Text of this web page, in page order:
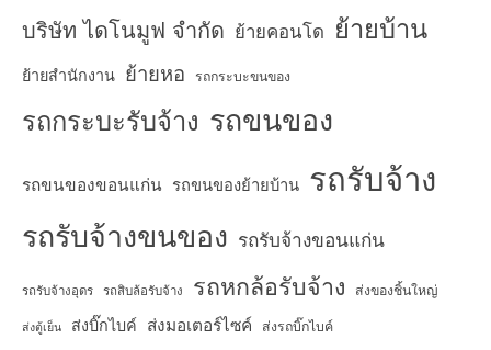
บริษัท ไดโนมูฟ จำกัด ย้ายคอนโด ย้ายบ้าน
ย้ายสำนักงาน ย้ายหอ รถกระบะขนของ
รถกระบะรับจ้าง รถขนของ
รถขนของขอนแก่น รถขนของย้ายบ้าน รถรับจ้าง
รถรับจ้างขนของ รถรับจ้างขอนแก่น
รถรับจ้างอุดร รถสิบล้อรับจ้าง รถหกล้อรับจ้าง ส่งของชิ้นใหญ่
ส่งตู้เย็น ส่งบิ๊กไบค์ ส่งมอเตอร์ไซค์ ส่งรถบิ๊กไบค์